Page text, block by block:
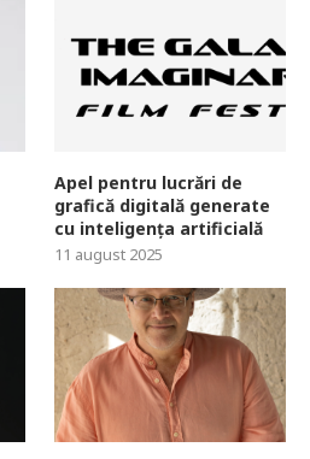
Apel pentru lucrări de
grafică digitală generate
cu inteligența artificială
11 august 2025